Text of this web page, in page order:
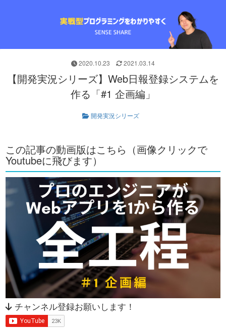
2020.10.23 2021.03.14
【開発実況シリーズ】Web日報登録システムを
作る「#1 企画編」
開発実況シリーズ
この記事の動画版はこちら（画像クリックで
Youtubeに飛びます）
チャンネル登録お願いします！